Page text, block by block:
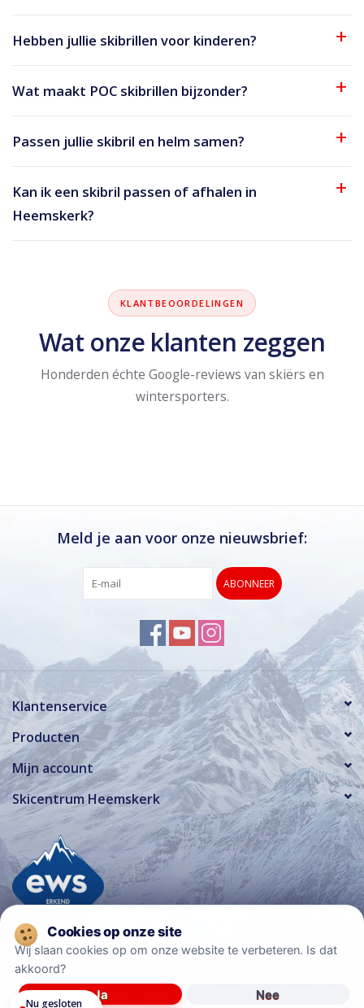
Hebben jullie skibrillen voor kinderen?
Wat maakt POC skibrillen bijzonder?
Passen jullie skibril en helm samen?
Kan ik een skibril passen of afhalen in
Heemskerk?
KLANTBEOORDELINGEN
Wat onze klanten zeggen
Honderden échte Google-reviews van skiërs en
wintersporters.
Meld je aan voor onze nieuwsbrief:
ABONNEER
Klantenservice
Producten
Mijn account
Skicentrum Heemskerk
© Copyright 2026 Skicentrum Heemskerk
Wij slaan cookies op om onze website te verbeteren. Is dat
akkoord?
Ja Nee
Nu gesloten